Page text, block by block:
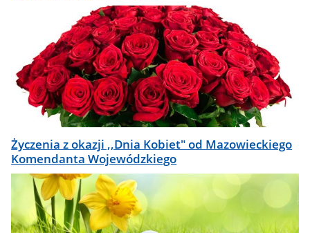
Życzenia z okazji ,,Dnia Kobiet" od Mazowieckiego
Komendanta Wojewódzkiego